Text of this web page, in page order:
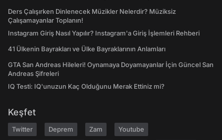
Ders Çalışırken Dinlenecek Müzikler Nelerdir? Müziksiz
Çalışamayanlar Toplanın!
Instagram Giriş Nasıl Yapılır? Instagram'a Giriş İşlemleri Rehberi
41 Ülkenin Bayrakları ve Ülke Bayraklarının Anlamları
GTA San Andreas Hileleri! Oynamaya Doyamayanlar İçin Güncel San
Andreas Şifreleri
IQ Testi: IQ'unuzun Kaç Olduğunu Merak Ettiniz mi?
Keşfet
Twitter Deprem Zam Youtube